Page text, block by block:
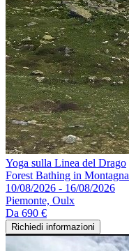
Yoga sulla Linea del Drago
Forest Bathing in Montagna
10/08/2026 - 16/08/2026
Piemonte, Oulx
Da 690 €
Richiedi informazioni